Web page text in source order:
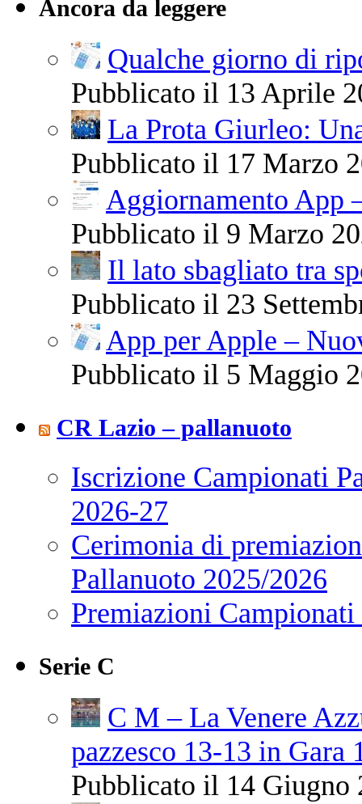
Ancora da leggere
Qualche giorno di
Pubblicato il 13 Aprile
La Prota Giurleo:
Pubblicato il 17 Marzo
Aggiornamento App
Pubblicato il 9 Marzo
Il lato sbagliato tra
Pubblicato il 23
App per Apple –
Pubblicato il 5 Maggio
CR Lazio – pallanuoto
Iscrizione Campionati
2026-27
Cerimonia di
Pallanuoto 2025/2026
Premiazioni
Serie C
C M – La Venere
pazzesco 13-13 in Gara
Pubblicato il 14 Giugno